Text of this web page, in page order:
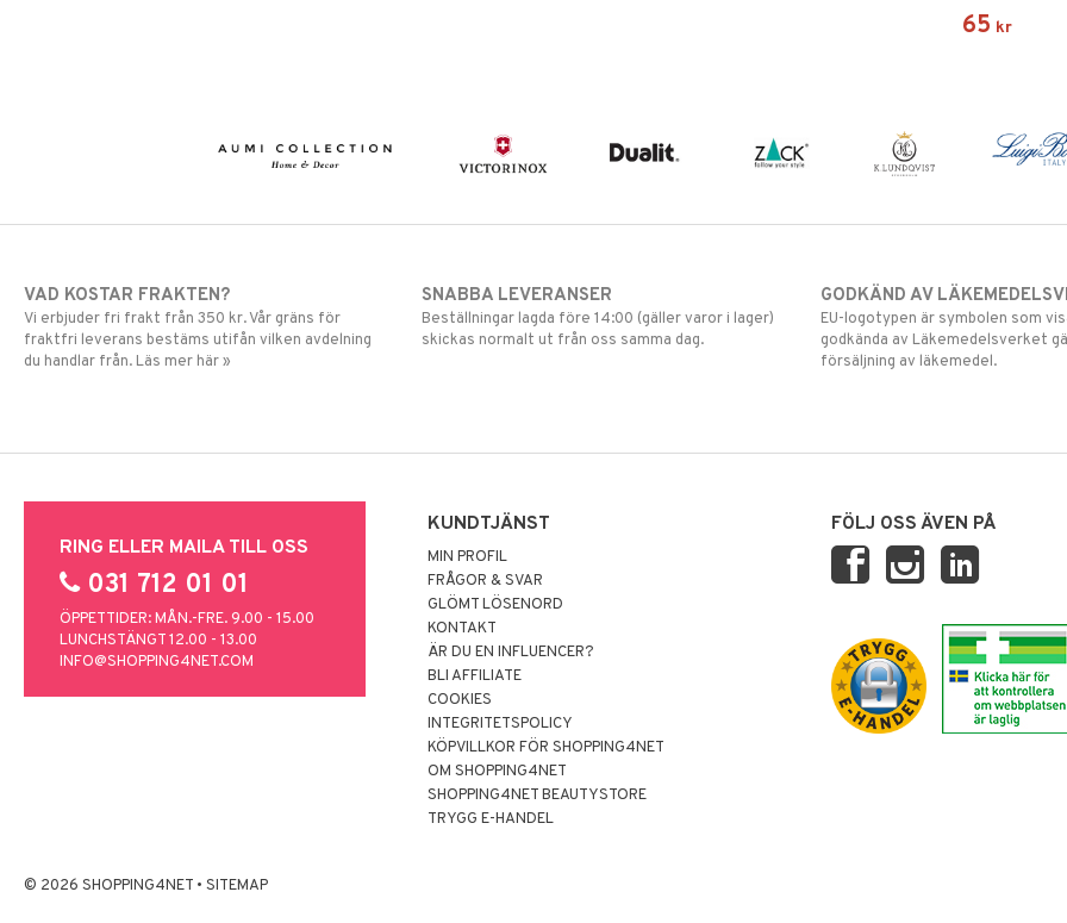
65 kr
VAD KOSTAR FRAKTEN?
Vi erbjuder fri frakt från 350 kr. Vår gräns för
fraktfri leverans bestäms utifån vilken avdelning
du handlar från. Läs mer här »
SNABBA LEVERANSER
Beställningar lagda före 14:00 (gäller varor i lager)
skickas normalt ut från oss samma dag.
GODKÄND AV
EU-logotypen är symbolen som
godkända av Läkemedelsverket
försäljning av läkemedel.
RING ELLER MAILA TILL OSS
031 712 01 01
ÖPPETTIDER: MÅN.-FRE. 9.00 - 15.00
LUNCHSTÄNGT 12.00 - 13.00
INFO@SHOPPING4NET.COM
KUNDTJÄNST
MIN PROFIL
FRÅGOR & SVAR
GLÖMT LÖSENORD
KONTAKT
ÄR DU EN INFLUENCER?
BLI AFFILIATE
COOKIES
INTEGRITETSPOLICY
KÖPVILLKOR FÖR SHOPPING4NET
OM SHOPPING4NET
SHOPPING4NET BEAUTYSTORE
TRYGG E-HANDEL
FÖLJ OSS ÄVEN PÅ
© 2026 SHOPPING4NET • SITEMAP